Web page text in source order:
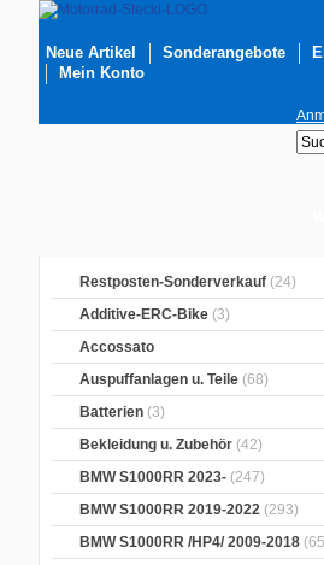
Neue Artikel Sonderangebote
Mein Konto
Restposten-Sonderverkauf (24)
Additive-ERC-Bike (3)
Accossato
Auspuffanlagen u. Teile (68)
Batterien (3)
Bekleidung u. Zubehör (42)
BMW S1000RR 2023- (247)
BMW S1000RR 2019-2022 (293)
BMW S1000RR /HP4/ 2009-2018